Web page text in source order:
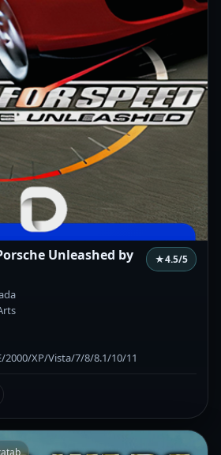
Unleashed by
★4.5/5
2000/XP/Vista/7/8/8.1/10/11